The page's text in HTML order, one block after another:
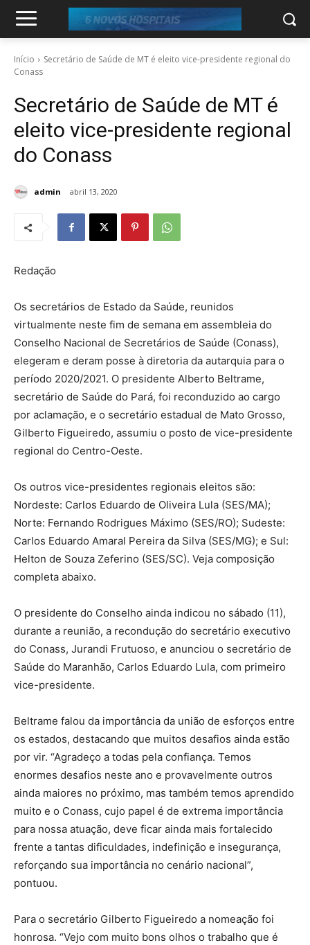
Início
Secretário de Saúde de MT é eleito vice-presidente regional do
Conass
Secretário de Saúde de MT é
eleito vice-presidente regional
do Conass
admin abril 13, 2020
Redação
Os secretários de Estado da Saúde, reunidos
virtualmente neste fim de semana em assembleia do
Conselho Nacional de Secretários de Saúde (Conass),
elegeram e deram posse à diretoria da autarquia para o
período 2020/2021. O presidente Alberto Beltrame,
secretário de Saúde do Pará, foi reconduzido ao cargo
por aclamação, e o secretário estadual de Mato Grosso,
Gilberto Figueiredo, assumiu o posto de vice-presidente
regional do Centro-Oeste.
Os outros vice-presidentes regionais eleitos são:
Nordeste: Carlos Eduardo de Oliveira Lula (SES/MA);
Norte: Fernando Rodrigues Máximo (SES/RO); Sudeste:
Carlos Eduardo Amaral Pereira da Silva (SES/MG); e Sul:
Helton de Souza Zeferino (SES/SC). Veja composição
completa abaixo.
O presidente do Conselho ainda indicou no sábado (11),
durante a reunião, a recondução do secretário executivo
do Conass, Jurandi Frutuoso, e anunciou o secretário de
Saúde do Maranhão, Carlos Eduardo Lula, com primeiro
vice-presidente.
Beltrame falou da importância da união de esforços entre
os estados, destacando que muitos desafios ainda estão
por vir. “Agradeço a todas pela confiança. Temos
enormes desafios neste ano e provavelmente outros
ainda maiores no próximo, mas também temos aprendido
muito e o Conass, cujo papel é de extrema importância
para nossa atuação, deve ficar ainda mais fortalecido
frente a tantas dificuldades, indefinição e insegurança,
reforçando sua importância no cenário nacional”,
pontuou.
Para o secretário Gilberto Figueiredo a nomeação foi
honrosa. “Vejo com muito bons olhos o trabalho que é